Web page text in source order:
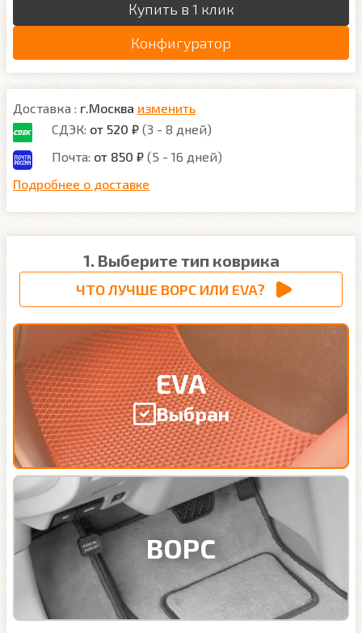
Купить в 1 клик
Конфигуратор
Доставка : г.Москва изменить
СДЭК: от 520 ₽ (3 - 8 дней)
Почта: от 850 ₽ (5 - 16 дней)
Подробнее о доставке
1. Выберите тип коврика
ЧТО ЛУЧШЕ ВОРС ИЛИ EVA?
EVA
Выбран
ВОРС